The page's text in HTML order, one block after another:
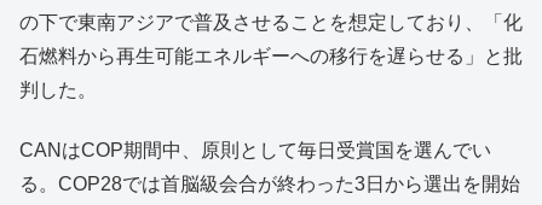
の下で東南アジアで普及させることを想定しており、「化
石燃料から再生可能エネルギーへの移行を遅らせる」と批
判した。
CANはCOP期間中、原則として毎日受賞国を選んでい
る。COP28では首脳級会合が終わった3日から選出を開始